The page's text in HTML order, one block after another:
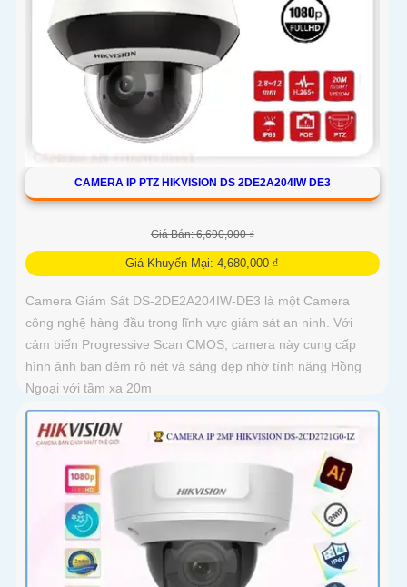
CAMERA IP PTZ HIKVISION DS 2DE2A204IW DE3
Giá Bán: 6,690,000 ₫
Giá Khuyến Mại: 4,680,000 ₫
Camera Giám Sát DS-2DE2A204IW-DE3 là một Camera
công nghệ hàng đầu trong lĩnh vực giám sát an ninh. Với
cảm biến Progressive Scan CMOS, camera này cung cấp
hình ảnh ban đêm rõ nét và sáng đẹp nhờ tính năng Hồng
Ngoại với tầm xa 20m